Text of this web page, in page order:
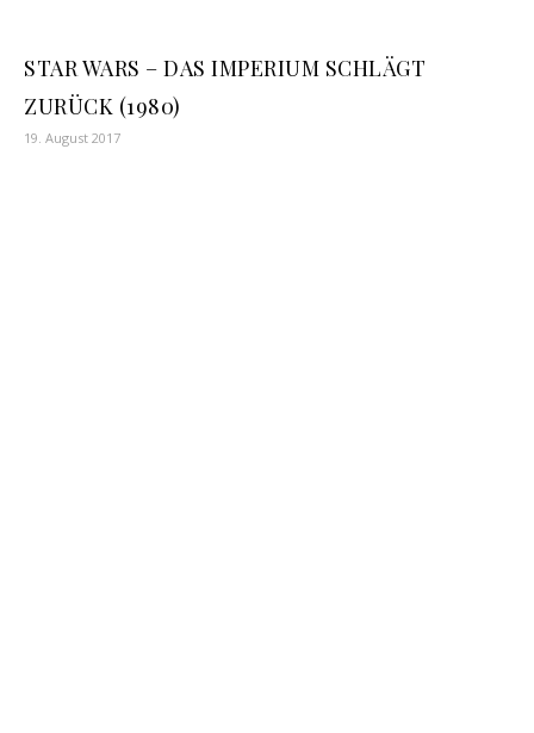
STAR WARS – DAS IMPERIUM SCHLÄGT
ZURÜCK (1980)
19. August 2017